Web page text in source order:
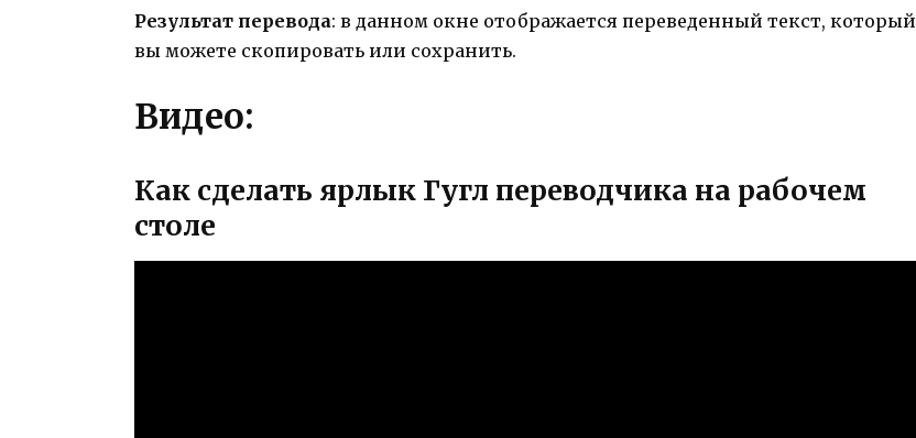
Результат перевода: в данном окне отображается переведенный текст, который
вы можете скопировать или сохранить.
Видео:
Как сделать ярлык Гугл переводчика на рабочем
столе